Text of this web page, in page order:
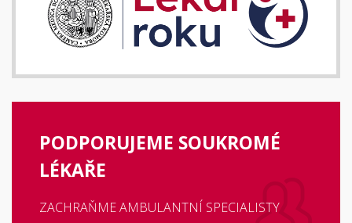
PODPORUJEME SOUKROMÉ
LÉKAŘE
ZACHRAŇME AMBULANTNÍ SPECIALISTY